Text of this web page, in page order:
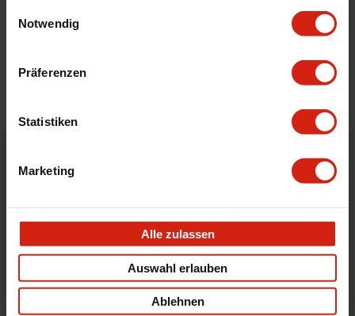
Notwendig
Präferenzen
Statistiken
Marketing
Alle zulassen
Auswahl erlauben
Ablehnen
Bestellt vor 16:00 Uhr
Nicht zufrieden?
Du hast immer eine 14-tägige Rückgabefrist um deine
Bestellung zurück zu geben.
Professioneller Rat nötig?
Starte einen Livechat oder sende eine Email an